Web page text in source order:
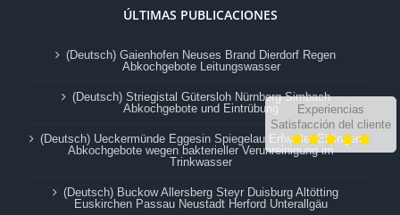
ÚLTIMAS PUBLICACIONES
(Deutsch) Gaienhofen Neuses Brand Dierdorf Regen
Abkochgebote Leitungswasser
(Deutsch) Striegistal Gütersloh Nürnberg Simbach
Abkochgebote und Eintrübung
(Deutsch) Ueckermünde Eggesin Spiegelau Erfweiler-Ehlingen
Abkochgebote wegen bakterieller Verunreinigung im
Trinkwasser
(Deutsch) Buckow Allersberg Steyr Duisburg Altötting
Euskirchen Passau Neustadt Herford Unterallgäu
Experiencias
Satisfacción del cliente